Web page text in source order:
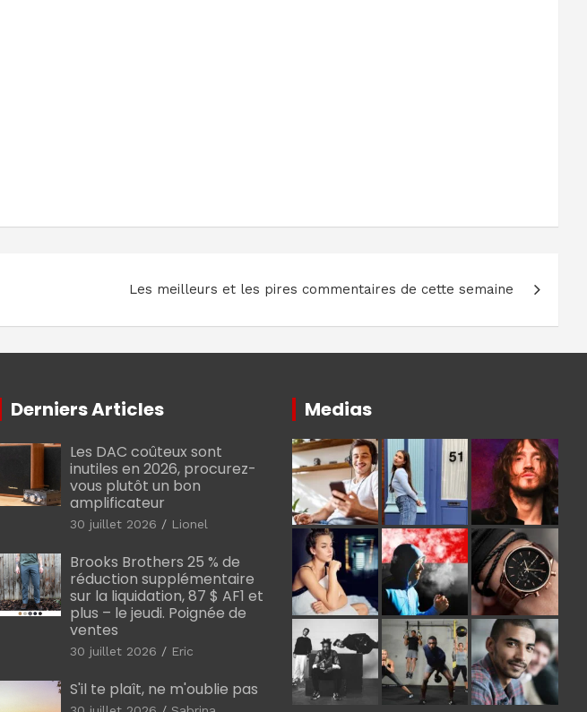
Les meilleurs et les pires commentaires de cette semaine
Derniers Articles
Les DAC coûteux sont
inutiles en 2026, procurez-
vous plutôt un bon
amplificateur
30 juillet 2026 Lionel
Brooks Brothers 25 % de
réduction supplémentaire
sur la liquidation, 87 $ AF1 et
plus – le jeudi. Poignée de
ventes
30 juillet 2026 Eric
S'il te plaît, ne m'oublie pas
Medias